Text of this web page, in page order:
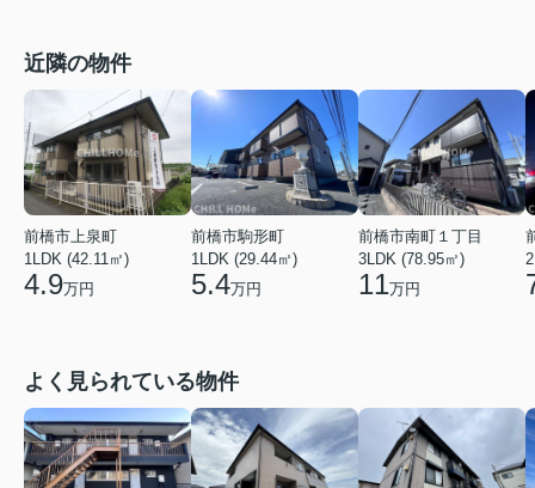
近隣の物件
前橋市上泉町
1LDK (42.11㎡)
4.9万円
前橋市駒形町
1LDK (29.44㎡)
5.4万円
前橋市南町１丁目
3LDK (78.95㎡)
11万円
よく見られている物件